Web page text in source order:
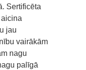
Sertificēta
jau
vairākām
nagu
palīgā